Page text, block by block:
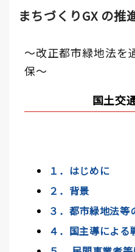
まちづくりGX の推
～改正都市緑地法を
保～
国土交
１．はじめに
２．背景
３．都市緑地法等
４．国主導によ